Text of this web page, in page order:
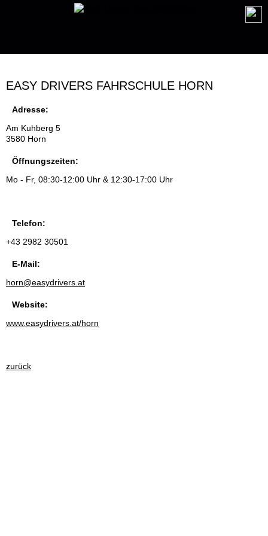
EASY DRIVERS FAHRSCHULE HORN
Adresse:
Am Kuhberg 5
3580 Horn
Öffnungszeiten:
Mo - Fr, 08:30-12:00 Uhr & 12:30-17:00 Uhr
Telefon:
+43 2982 30501
E-Mail:
horn@easydrivers.at
Website:
www.easydrivers.at/horn
zurück